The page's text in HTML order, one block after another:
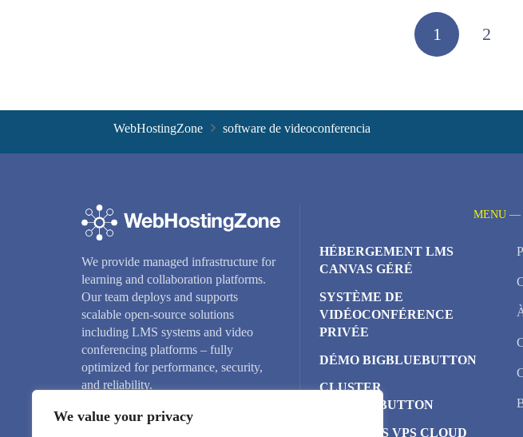
We value your privacy
1 2
WebHostingZone software de videoconferencia
We provide managed infrastructure for
learning and collaboration platforms.
Our team deploys and supports
scalable open-source solutions
including LMS systems and video
conferencing platforms – fully
optimized for performance, security,
and reliability.
MENU —
HÉBERGEMENT LMS
CANVAS GÉRÉ
SYSTÈME DE
VIDÉOCONFÉRENCE
PRIVÉE
DÉMO BIGBLUEBUTTON
CLUSTER
BIGBLUEBUTTON
SERVEURS VPS CLOUD